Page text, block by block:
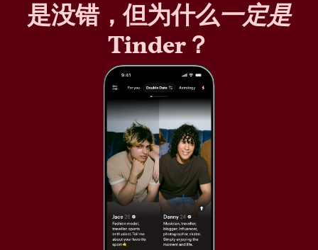
是没错，但为什么一定是
Tinder？